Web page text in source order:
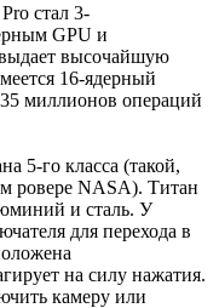
стал 3-
GPU и
высочайшую
16-ядерный
миллионов операций
5-го класса (такой,
ровере NASA). Титан
и сталь. У
для перехода в
на силу нажатия.
камеру или